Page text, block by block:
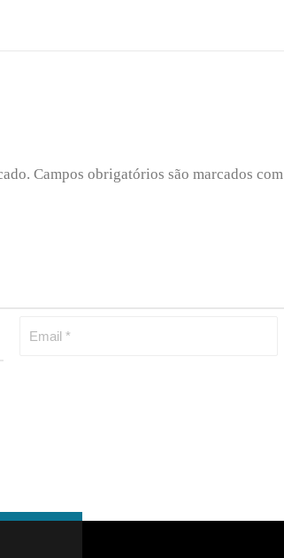
Campos obrigatórios são marcados com